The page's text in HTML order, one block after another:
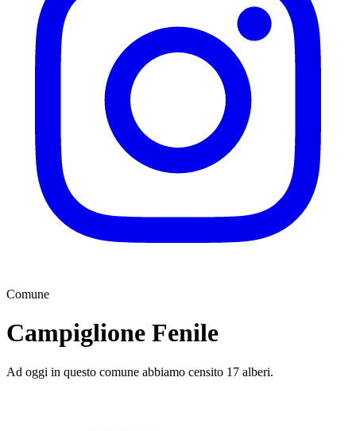
Comune
Campiglione Fenile
Ad oggi in questo comune abbiamo censito 17 alberi.